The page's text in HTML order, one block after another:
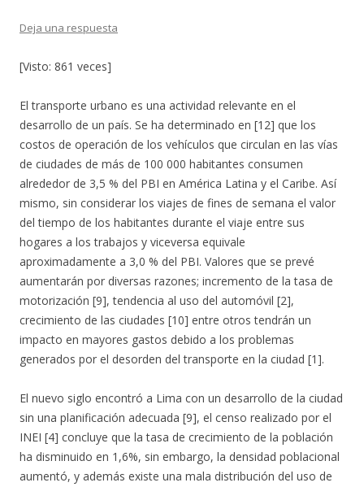
Deja una respuesta
[Visto: 861 veces]
El transporte urbano es una actividad relevante en el
desarrollo de un país. Se ha determinado en [12] que los
costos de operación de los vehículos que circulan en las vías
de ciudades de más de 100 000 habitantes consumen
alrededor de 3,5 % del PBI en América Latina y el Caribe. Así
mismo, sin considerar los viajes de fines de semana el valor
del tiempo de los habitantes durante el viaje entre sus
hogares a los trabajos y viceversa equivale
aproximadamente a 3,0 % del PBI. Valores que se prevé
aumentarán por diversas razones; incremento de la tasa de
motorización [9], tendencia al uso del automóvil [2],
crecimiento de las ciudades [10] entre otros tendrán un
impacto en mayores gastos debido a los problemas
generados por el desorden del transporte en la ciudad [1].
El nuevo siglo encontró a Lima con un desarrollo de la ciudad
sin una planificación adecuada [9], el censo realizado por el
INEI [4] concluye que la tasa de crecimiento de la población
ha disminuido en 1,6%, sin embargo, la densidad poblacional
aumentó, y además existe una mala distribución del uso de